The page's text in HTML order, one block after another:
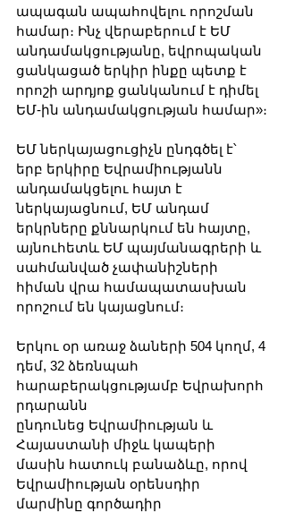
ապագան ապահովելու որոշման
համար։ Ինչ վերաբերում է ԵՄ
անդամակցությանը, եվրոպական
ցանկացած երկիր ինքը պետք է
որոշի արդյոք ցանկանում է դիմել
ԵՄ-ին անդամակցության համար»։
ԵՄ ներկայացուցիչն ընդգծել է՝
երբ երկիրը Եվրամիությանն
անդամակցելու հայտ է
ներկայացնում, ԵՄ անդամ
երկրները քննարկում են հայտը,
այնուհետև ԵՄ պայմանագրերի և
սահմանված չափանիշների
հիման վրա համապատասխան
որոշում են կայացնում։
Երկու օր առաջ ձաների 504 կողմ, 4
դեմ, 32 ձեռնպահ
հարաբերակցությամբ Եվրախորհ
րդարանն
ընդունեց Եվրամիության և
Հայաստանի միջև կապերի
մասին հատուկ բանաձևը, որով
Եվրամիության օրենսդիր
մարմինը գործադիր